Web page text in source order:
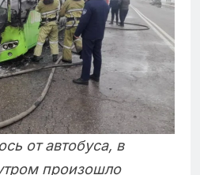
от автобуса, в
произошло